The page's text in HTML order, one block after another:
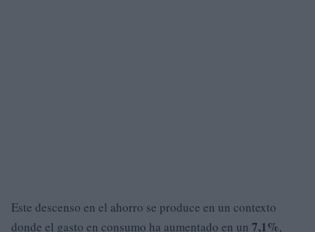
Este descenso en el ahorro se produce en un contexto
donde el gasto en consumo ha aumentado en un 7,1%,